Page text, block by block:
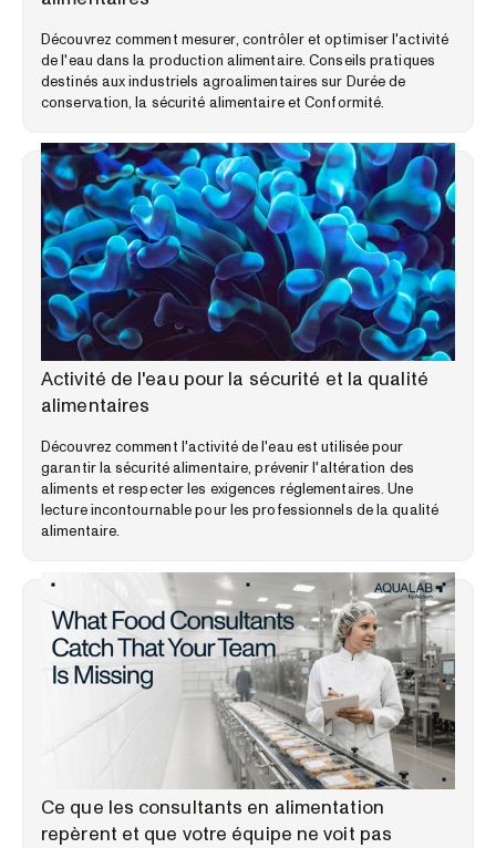
Découvrez comment mesurer, contrôler et optimiser l'activité
de l'eau dans la production alimentaire. Conseils pratiques
destinés aux industriels agroalimentaires sur Durée de
conservation, la sécurité alimentaire et Conformité.
BIBLIOTHÈQUE D'EXPERTISE
Activité de l'eau pour la sécurité et la qualité
alimentaires
Découvrez comment l'activité de l'eau est utilisée pour
garantir la sécurité alimentaire, prévenir l'altération des
aliments et respecter les exigences réglementaires. Une
lecture incontournable pour les professionnels de la qualité
alimentaire.
Ce que les consultants en alimentation
repèrent et que votre équipe ne voit pas